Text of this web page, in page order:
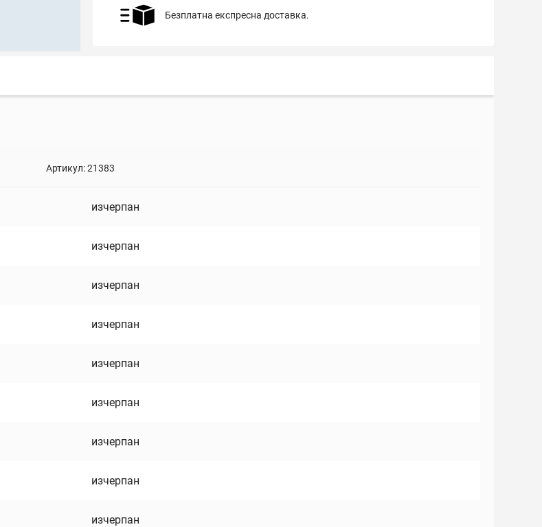
Безплатна експресна доставка.
Артикул:21383
изчерпан
изчерпан
изчерпан
изчерпан
изчерпан
изчерпан
изчерпан
изчерпан
изчерпан